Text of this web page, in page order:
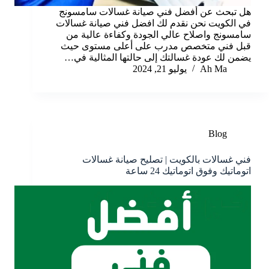
هل تبحث عن أفضل فني صيانة غسالات سامسونج
في الكويت نحن نقدم لك افضل فني صيانة غسالات
سامسونج واصلاح عالي الجودة وكفاءة عالية من
قبل فني متخصص مدرب على أعلى مستوى حيث
يضمن لك عودة غسالتك إلى حالتها المثالية في…
Ah Ma
يوليو 21, 2024
Blog
فني غسالات بالكويت | تصليح صيانة غسالات
اتوماتيك وفوق اتوماتيك 24 ساعة